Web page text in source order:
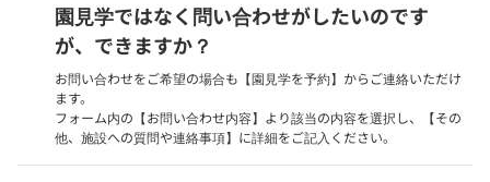
園見学ではなく問い合わせがしたいのです
が、できますか？
お問い合わせをご希望の場合も【園見学を予約】からご連絡いただけ
ます。
フォーム内の【お問い合わせ内容】より該当の内容を選択し、【その
他、施設への質問や連絡事項】に詳細をご記入ください。